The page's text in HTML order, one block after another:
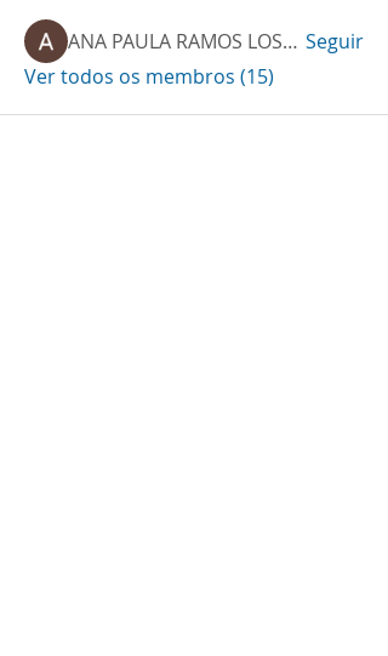
ANA PAULA RAMOS LOSNAK Seguir
Ver todos os membros (15)